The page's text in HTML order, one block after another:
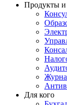
Продукты и
Для кого